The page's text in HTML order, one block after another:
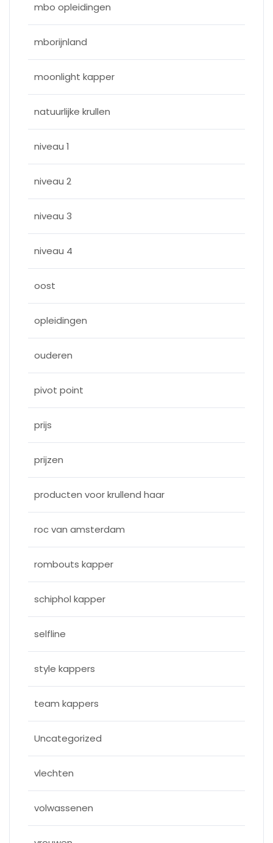
mbo opleidingen
mborijnland
moonlight kapper
natuurlijke krullen
niveau 1
niveau 2
niveau 3
niveau 4
oost
opleidingen
ouderen
pivot point
prijs
prijzen
producten voor krullend haar
roc van amsterdam
rombouts kapper
schiphol kapper
selfline
style kappers
team kappers
Uncategorized
vlechten
volwassenen